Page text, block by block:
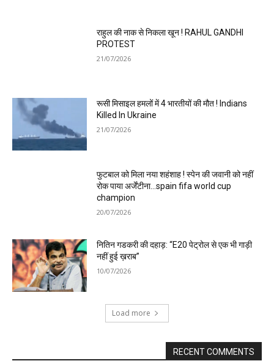
राहुल की नाक से निकला खून ! RAHUL GANDHI
PROTEST
21/07/2026
रूसी मिसाइल हमलों में 4 भारतीयों की मौत ! Indians
Killed In Ukraine
21/07/2026
फुटबाल को मिला नया शहंशाह ! स्पेन की जवानी को नहीं
रोक पाया अर्जेंटीना…spain fifa world cup
champion
20/07/2026
नितिन गडकरी की दहाड़: “E20 पेट्रोल से एक भी गाड़ी
नहीं हुई ख़राब”
10/07/2026
Load more
RECENT COMMENTS